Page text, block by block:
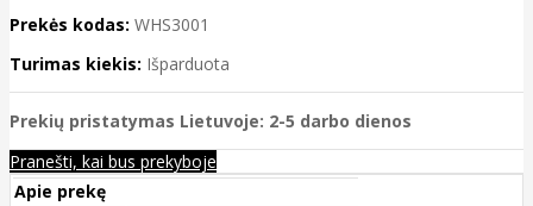
Prekės kodas: WHS3001
Turimas kiekis: Išparduota
Prekių pristatymas Lietuvoje: 2-5 darbo dienos
Pranešti, kai bus prekyboje
Apie prekę